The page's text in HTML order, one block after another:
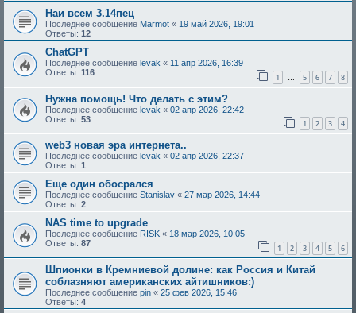
Наи всем 3.14пец
Последнее сообщение Marmot « 19 май 2026, 19:01
Ответы: 12
ChatGPT
Последнее сообщение levak « 11 апр 2026, 16:39
Ответы: 116 1 … 5 6 7 8
Нужна помощь! Что делать с этим?
Последнее сообщение levak « 02 апр 2026, 22:42
Ответы: 53 1 2 3 4
web3 новая эра интернета..
Последнее сообщение levak « 02 апр 2026, 22:37
Ответы: 1
Еще один обосрался
Последнее сообщение Stanislav « 27 мар 2026, 14:44
Ответы: 2
NAS time to upgrade
Последнее сообщение RISK « 18 мар 2026, 10:05
Ответы: 87 1 2 3 4 5 6
Шпионки в Кремниевой долине: как Россия и Китай
соблазняют американских айтишников:)
Последнее сообщение pin « 25 фев 2026, 15:46
Ответы: 4